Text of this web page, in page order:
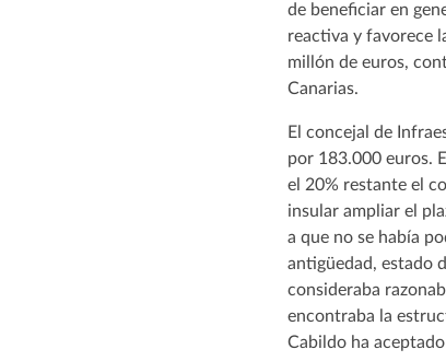
de beneficiar en
reactiva y favorece
millón de euros,
Canarias.
El concejal de
por 183.000 euros.
el 20% restante el
insular ampliar el
a que no se había
antigüedad, estado
consideraba
encontraba la
Cabildo ha